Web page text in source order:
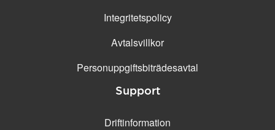
Integritetspolicy
Avtalsvillkor
Personuppgifts­biträdesavtal
Support
Driftinformation